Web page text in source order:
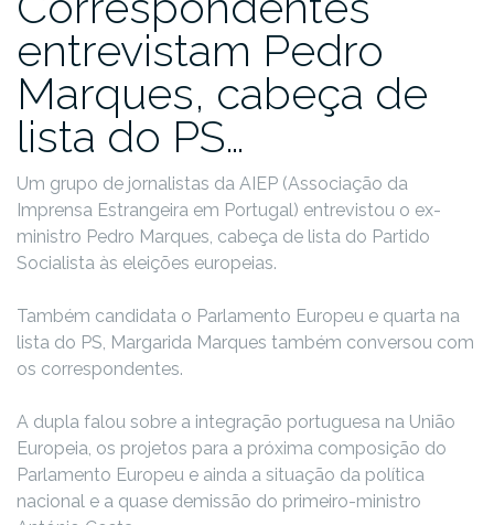
entrevistam Pedro
Marques, cabeça de
lista do PS…
Um grupo de jornalistas da AIEP (Associação da
Imprensa Estrangeira em Portugal) entrevistou o ex-
ministro Pedro Marques, cabeça de lista do Partido
Socialista às eleições europeias.
Também candidata o Parlamento Europeu e quarta na
lista do PS, Margarida Marques também conversou com
os correspondentes.
A dupla falou sobre a integração portuguesa na União
Europeia, os projetos para a próxima composição do
Parlamento Europeu e ainda a situação da política
nacional e a quase demissão do primeiro-ministro